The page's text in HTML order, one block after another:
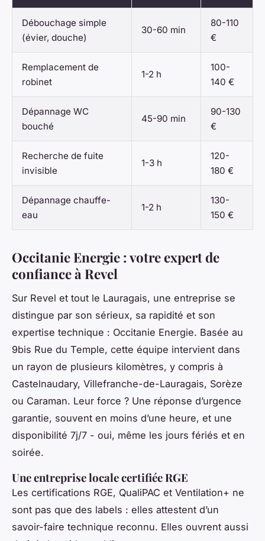
Débouchage simple
(évier, douche)
30-60 min
80-110
€
Remplacement de
robinet
1-2 h
100-
140 €
Dépannage WC
bouché
45-90 min
90-130
€
Recherche de fuite
invisible
1-3 h
120-
180 €
Dépannage chauffe-
eau
1-2 h
130-
150 €
Occitanie Energie : votre expert de
confiance à Revel
Sur Revel et tout le Lauragais, une entreprise se
distingue par son sérieux, sa rapidité et son
expertise technique : Occitanie Energie. Basée au
9bis Rue du Temple, cette équipe intervient dans
un rayon de plusieurs kilomètres, y compris à
Castelnaudary, Villefranche-de-Lauragais, Sorèze
ou Caraman. Leur force ? Une réponse d’urgence
garantie, souvent en moins d’une heure, et une
disponibilité 7j/7 - oui, même les jours fériés et en
soirée.
Une entreprise locale certifiée RGE
Les certifications RGE, QualiPAC et Ventilation+ ne
sont pas que des labels : elles attestent d’un
savoir-faire technique reconnu. Elles ouvrent aussi